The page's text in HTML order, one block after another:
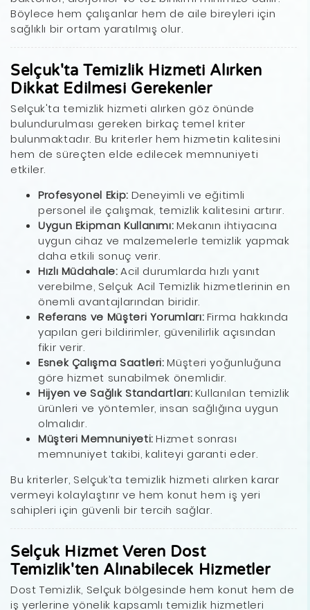
Böylece hem çalışanlar hem de aile bireyleri için
sağlıklı bir ortam yaratılmış olur.
Selçuk'ta Temizlik Hizmeti Alırken
Dikkat Edilmesi Gerekenler
Selçuk'ta temizlik hizmeti alırken göz önünde
bulundurulması gereken birkaç temel kriter
bulunmaktadır. Bu kriterler hem hizmetin kalitesini
hem de süreçten elde edilecek memnuniyeti
etkiler.
Profesyonel Ekip:Deneyimli ve eğitimli
personel ile çalışmak, temizlik kalitesini artırır.
Uygun Ekipman Kullanımı:Mekanın ihtiyacına
uygun cihaz ve malzemelerle temizlik yapmak
daha etkili sonuç verir.
Hızlı Müdahale:Acil durumlarda hızlı yanıt
verebilme, Selçuk Acil Temizlik hizmetlerinin en
önemli avantajlarından biridir.
Referans ve Müşteri Yorumları:Firma hakkında
yapılan geri bildirimler, güvenilirlik açısından
fikir verir.
Esnek Çalışma Saatleri:Müşteri yoğunluğuna
göre hizmet sunabilmek önemlidir.
Hijyen ve Sağlık Standartları:Kullanılan temizlik
ürünleri ve yöntemler, insan sağlığına uygun
olmalıdır.
Müşteri Memnuniyeti:Hizmet sonrası
memnuniyet takibi, kaliteyi garanti eder.
Bu kriterler, Selçuk’ta temizlik hizmeti alırken karar
vermeyi kolaylaştırır ve hem konut hem iş yeri
sahipleri için güvenli bir tercih sağlar.
Selçuk Hizmet Veren Dost
Temizlik'ten Alınabilecek Hizmetler
Dost Temizlik, Selçuk bölgesinde hem konut hem de
iş yerlerine yönelik kapsamlı temizlik hizmetleri